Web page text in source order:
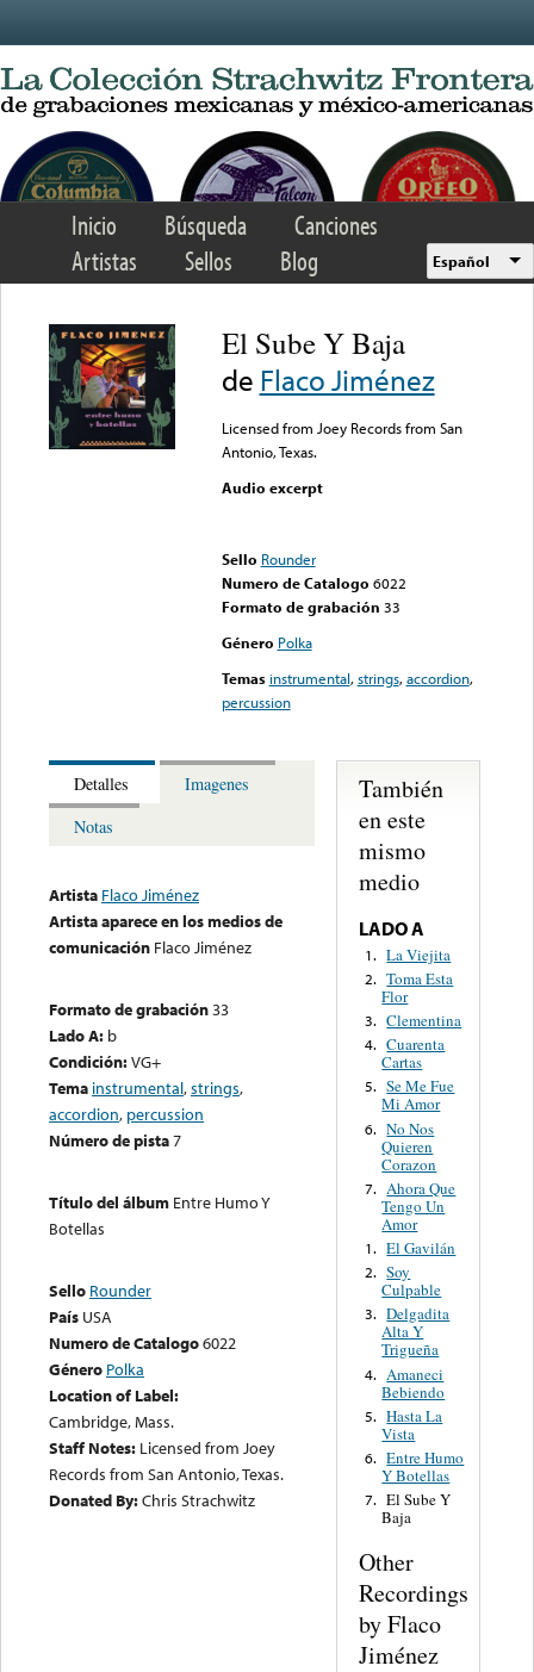
Inicio Búsqueda
Canciones
Artistas
Sellos Blog Español
El Sube Y Baja
de Flaco Jiménez
Licensed from Joey Records from San
Antonio, Texas.
Audio excerpt
Sello Rounder
Numero de Catalogo 6022
Formato de grabación 33
Género Polka
Temas instrumental,strings,accordion,
percussion
Detalles
Imagenes
Notas
Artista Flaco Jiménez
Artista aparece en los medios de
comunicación Flaco Jiménez
Formato de grabación33
Lado A: b
Condición:VG+
Tema instrumental,strings,
accordion, percussion
Número de pista7
Título del álbum Entre Humo Y
Botellas
Sello Rounder
País USA
Numero de Catalogo6022
Género Polka
Location of Label:
Cambridge, Mass.
Staff Notes: Licensed from Joey
Records from San Antonio, Texas.
Donated By:Chris Strachwitz
También
en este
mismo
medio
LADO A
1. La Viejita
2. Toma Esta
Flor
3. Clementina
4. Cuarenta
Cartas
5. Se Me Fue
Mi Amor
6. No Nos
Quieren
Corazon
7. Ahora Que
Tengo Un
Amor
1. El Gavilán
2. Soy
Culpable
3. Delgadita
Alta Y
Trigueña
4. Amaneci
Bebiendo
5. Hasta La
Vista
6. Entre Humo
Y Botellas
7. El Sube Y
Baja
Other
Recordings
by Flaco
Jiménez